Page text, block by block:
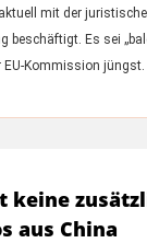
mit der
beschäftigt. Es sei
EU-Kommission jüngst.
keine
aus China